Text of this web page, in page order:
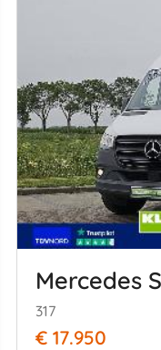
Mercedes
317
€ 17.950